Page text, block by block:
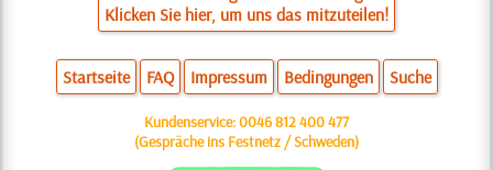
Klicken Sie hier, um uns das mitzuteilen!
Startseite FAQ Impressum Bedingungen Suche
Kundenservice:0046 812 400 477
(Gespräche ins Festnetz / Schweden)